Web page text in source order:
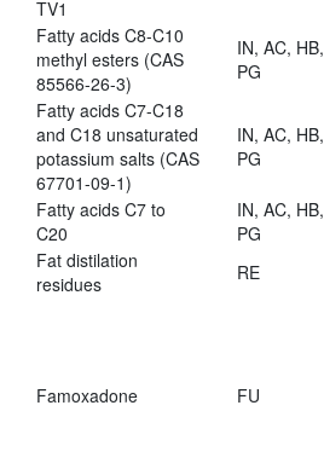
TV1
Fatty acids C8-C10
methyl esters (CAS
85566-26-3)
IN, AC, HB,
PG
Fatty acids C7-C18
and C18 unsaturated
potassium salts (CAS
67701-09-1)
IN, AC, HB,
PG
Fatty acids C7 to
C20
IN, AC, HB,
PG
Fat distilation
residues
RE
Famoxadone FU